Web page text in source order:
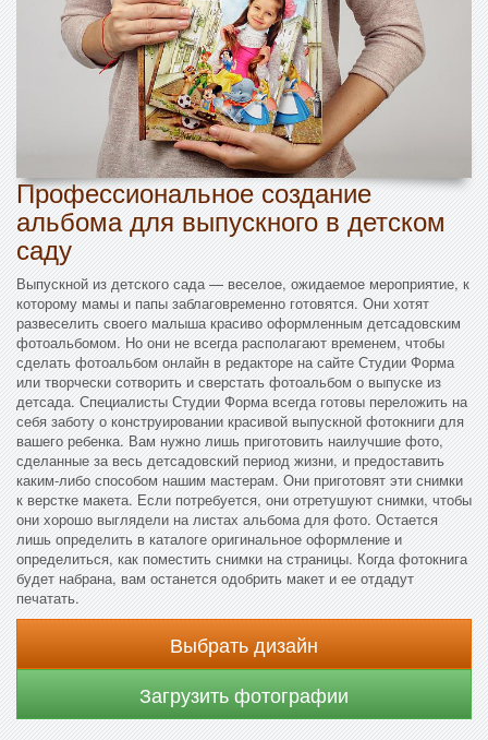
Профессиональное создание
альбома для выпускного в детском
саду
Выпускной из детского сада — веселое, ожидаемое мероприятие, к
которому мамы и папы заблаговременно готовятся. Они хотят
развеселить своего малыша красиво оформленным детсадовским
фотоальбомом. Но они не всегда располагают временем, чтобы
сделать фотоальбом онлайн в редакторе на сайте Студии Форма
или творчески сотворить и сверстать фотоальбом о выпуске из
детсада. Специалисты Студии Форма всегда готовы переложить на
себя заботу о конструировании красивой выпускной фотокниги для
вашего ребенка. Вам нужно лишь приготовить наилучшие фото,
сделанные за весь детсадовский период жизни, и предоставить
каким-либо способом нашим мастерам. Они приготовят эти снимки
к верстке макета. Если потребуется, они отретушуют снимки, чтобы
они хорошо выглядели на листах альбома для фото. Остается
лишь определить в каталоге оригинальное оформление и
определиться, как поместить снимки на страницы. Когда фотокнига
будет набрана, вам останется одобрить макет и ее отдадут
печатать.
Выбрать дизайн
Загрузить фотографии